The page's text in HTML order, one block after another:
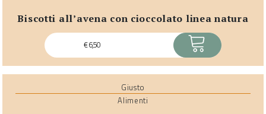
biscotti all’avena con cioccolato linea natura
€6,50 ACQUISTA
Giusto
Alimenti